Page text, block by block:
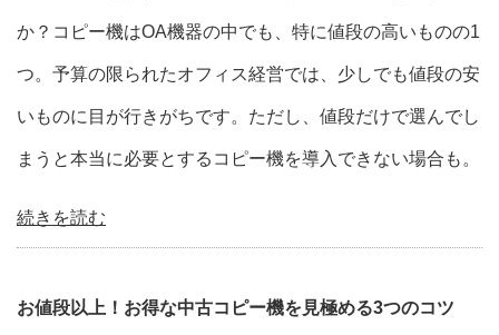
か？コピー機はOA機器の中でも、特に値段の高いものの1
つ。予算の限られたオフィス経営では、少しでも値段の安
いものに目が行きがちです。ただし、値段だけで選んでし
まうと本当に必要とするコピー機を導入できない場合も。
続きを読む
お値段以上！お得な中古コピー機を見極める3つのコツ